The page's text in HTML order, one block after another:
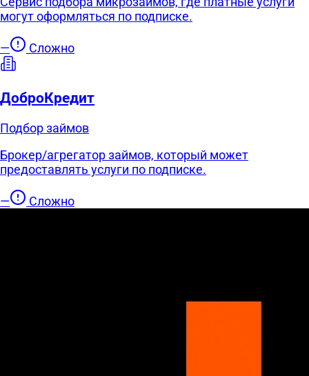
могут оформляться по подписке.
— Сложно
ДоброКредит
Подбор займов
Брокер/агрегатор займов, который может
предоставлять услуги по подписке.
— Сложно